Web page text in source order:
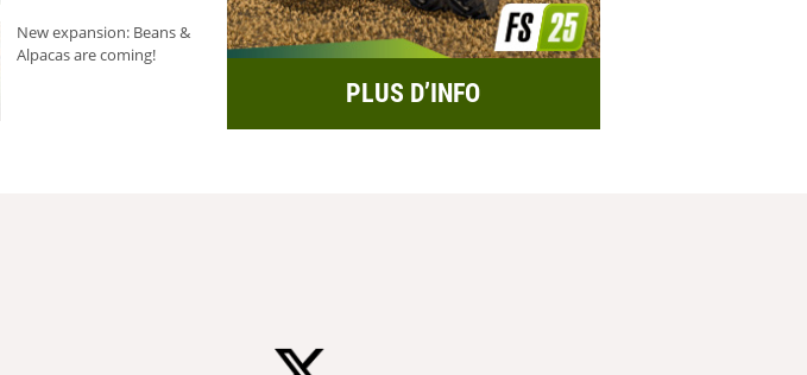
New expansion: Beans &
Alpacas are coming!
PLUS D’INFO